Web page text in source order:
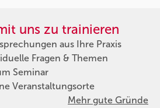
uns zu trainieren
aus Ihre Praxis
Fragen & Themen
Seminar
Veranstaltungsorte
Mehr gute Gründe